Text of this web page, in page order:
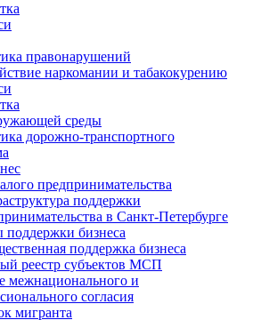
правонарушений
наркомании и табакокурению
среды
дорожно-транспортного
предпринимательства
поддержки
в Санкт-Петербурге
бизнеса
поддержка бизнеса
реестр субъектов МСП
межнационального и
согласия
мигранта